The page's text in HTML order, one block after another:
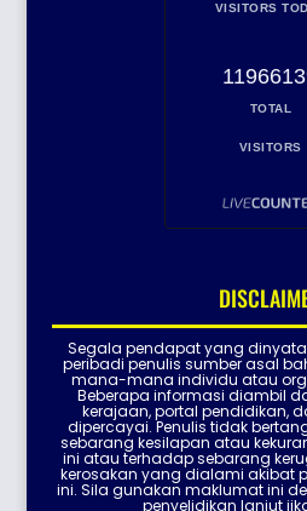
VISITORS
TOTAL
VISITORS
Segala pendapat yang
peribadi penulis sumber asal
mana-mana individu atau
Beberapa informasi diambil
kerajaan, portal pendidikan,
dipercayai. Penulis tidak
sebarang kesilapan atau
ini atau terhadap sebarang
kerosakan yang dialami akibat
ini. Sila gunakan maklumat ini
penyelidikan lanjut